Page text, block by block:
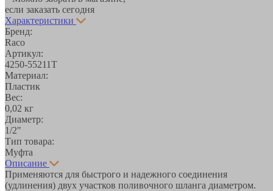
если заказать сегодня
Характеристики
Бренд:
Raco
Артикул:
4250-55211T
Материал:
Пластик
Вес:
0,02 кг
Диаметр:
1/2"
Тип товара:
Муфта
Описание
Применяются для быстрого и надежного соединения
(удлинения) двух участков поливочного шланга диаметром.